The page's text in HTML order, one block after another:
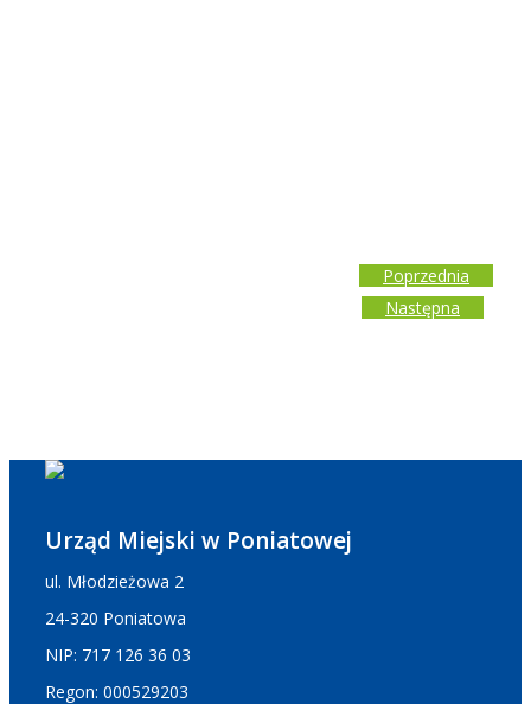
Poprzednia
Następna
Urząd Miejski w Poniatowej
ul. Młodzieżowa 2
24-320 Poniatowa
NIP: 717 126 36 03
Regon: 000529203